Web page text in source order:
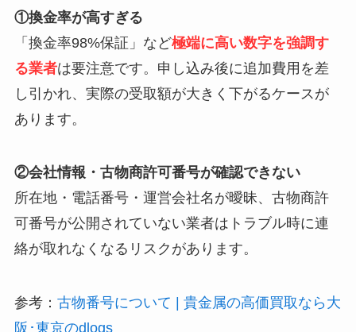
①換金率が高すぎる
「換金率98%保証」など極端に高い数字を強調す
る業者は要注意です。申し込み後に追加費用を差
し引かれ、実際の受取額が大きく下がるケースが
あります。
②会社情報・古物商許可番号が確認できない
所在地・電話番号・運営会社名が曖昧、古物商許
可番号が公開されていない業者はトラブル時に連
絡が取れなくなるリスクがあります。
参考： 古物番号について | 貴金属の高価買取なら大
阪･東京のdlogs